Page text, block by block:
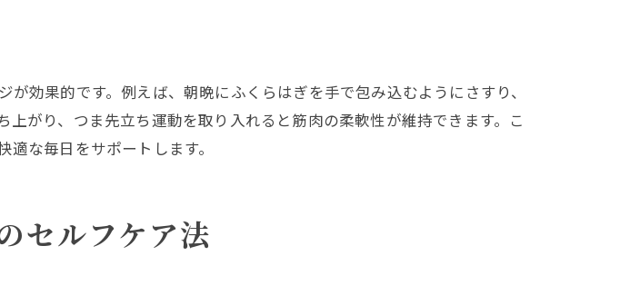
効果的です。例えば、朝晩にふくらはぎを手で包み込むようにさすり、
がり、つま先立ち運動を取り入れると筋肉の柔軟性が維持できます。こ
な毎日をサポートします。
セルフケア法